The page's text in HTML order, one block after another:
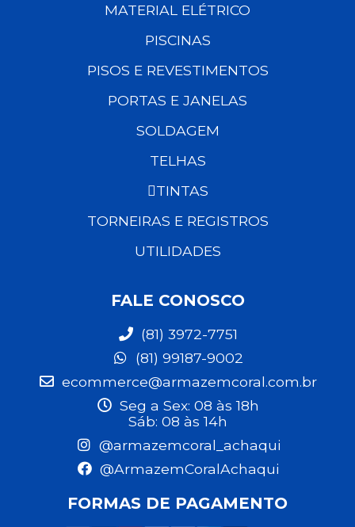
MATERIAL ELÉTRICO
PISCINAS
PISOS E REVESTIMENTOS
PORTAS E JANELAS
SOLDAGEM
TELHAS
TINTAS
TORNEIRAS E REGISTROS
UTILIDADES
FALE CONOSCO
(81) 3972-7751
(81) 99187-9002
ecommerce@armazemcoral.com.br
Seg a Sex: 08 às 18h
Sáb: 08 às 14h
@armazemcoral_achaqui
@ArmazemCoralAchaqui
FORMAS DE PAGAMENTO